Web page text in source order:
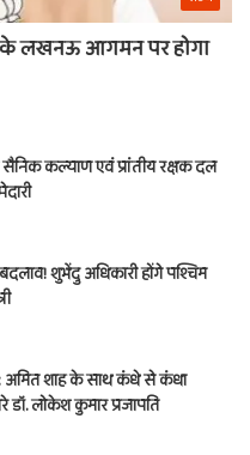
के लखनऊ आगमन पर होगा
कल्याण एवं प्रांतीय रक्षक दल
शुभेंदु अधिकारी होंगे पश्चिम
अमित शाह के साथ कंधे से कंधा
डॉ. लोकेश कुमार प्रजापति